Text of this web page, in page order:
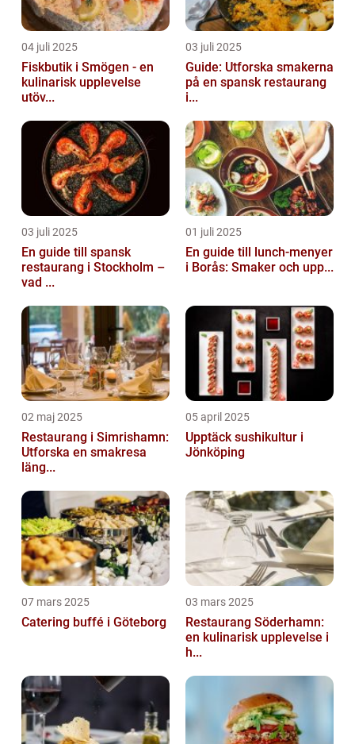
04 juli 2025
Fiskbutik i Smögen - en
kulinarisk upplevelse
utöv...
03 juli 2025
Guide: Utforska smakerna
på en spansk restaurang
i...
03 juli 2025
En guide till spansk
restaurang i Stockholm –
vad ...
01 juli 2025
En guide till lunch-menyer
i Borås: Smaker och upp...
02 maj 2025
Restaurang i Simrishamn:
Utforska en smakresa
läng...
05 april 2025
Upptäck sushikultur i
Jönköping
07 mars 2025
Catering buffé i Göteborg
03 mars 2025
Restaurang Söderhamn:
en kulinarisk upplevelse i
h...